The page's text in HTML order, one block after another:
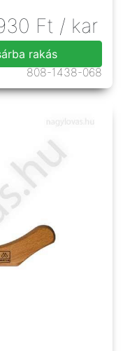
Ft / kar
rakás
808-1438-068